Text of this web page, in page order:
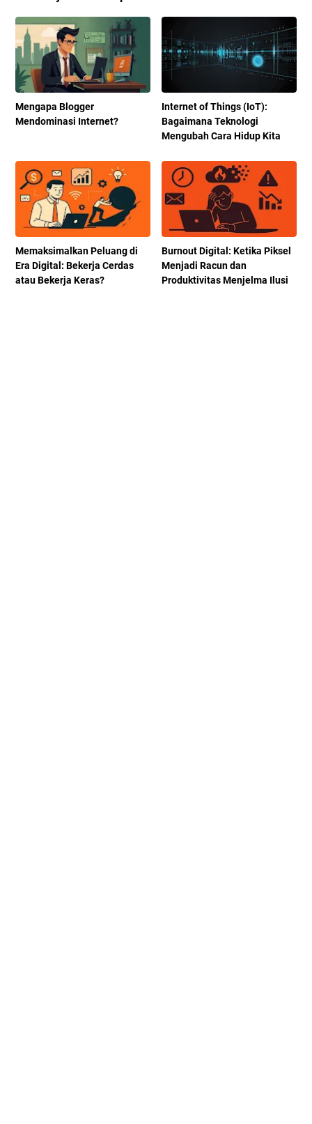
Mengapa Blogger
Mendominasi Internet?
Internet of Things (IoT):
Bagaimana Teknologi
Mengubah Cara Hidup Kita
Memaksimalkan Peluang di
Era Digital: Bekerja Cerdas
atau Bekerja Keras?
Burnout Digital: Ketika Piksel
Menjadi Racun dan
Produktivitas Menjelma Ilusi